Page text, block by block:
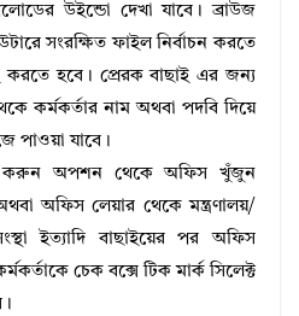
উইন্ডো দেখা যাবে। ব্রাউজ
সংরক্ষিত ফাইল নির্বাচন করতে
করতে হবে। প্রেরক বাছাই এর জন্য
কর্মকর্তার নাম অথবা পদবি দিয়ে
পাওয়া যাবে।
করুন অপশন থেকে অফিস খুঁজুন
অফিস লেয়ার থেকে মন্ত্রণালয়/
ইত্যাদি বাছাইয়ের পর অফিস
চেক বক্সে টিক মার্ক সিলেক্ট